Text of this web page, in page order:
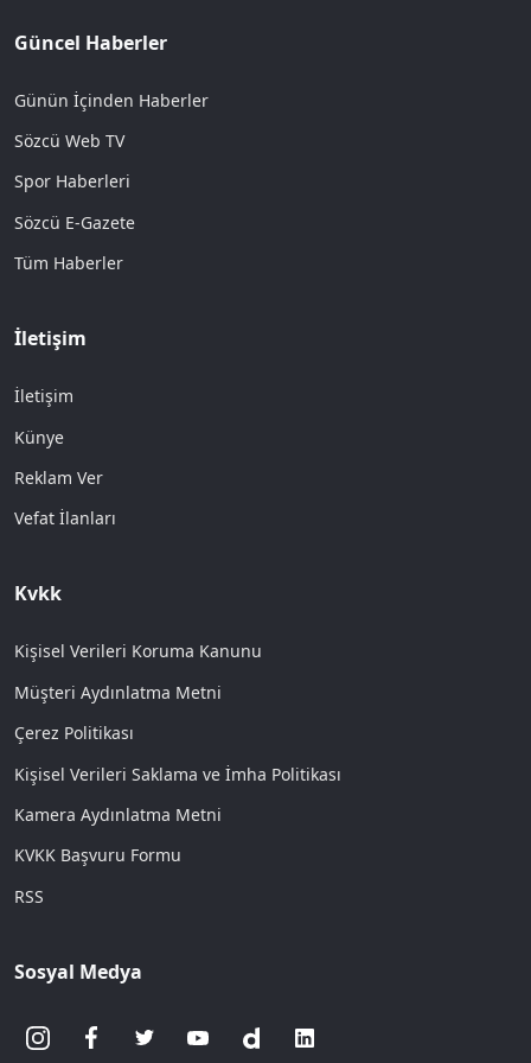
Güncel Haberler
Günün İçinden Haberler
Sözcü Web TV
Spor Haberleri
Sözcü E-Gazete
Tüm Haberler
İletişim
İletişim
Künye
Reklam Ver
Vefat İlanları
Kvkk
Kişisel Verileri Koruma Kanunu
Müşteri Aydınlatma Metni
Çerez Politikası
Kişisel Verileri Saklama ve İmha Politikası
Kamera Aydınlatma Metni
KVKK Başvuru Formu
RSS
Sosyal Medya